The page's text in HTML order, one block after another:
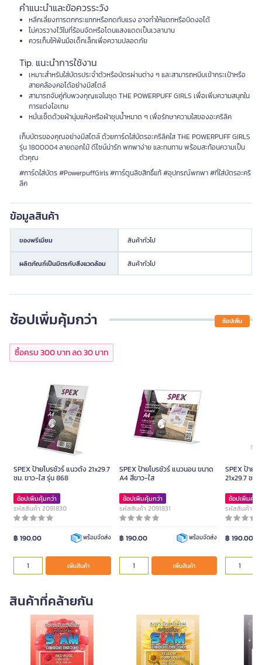
คำแนะนำและข้อควรระวัง
หลีกเลี่ยงการตกกระแทกหรือกดทับแรง อาจทำให้แตกหรือบิดงอได้
ไม่ควรวางไว้ในที่ร้อนจัดหรือโดนแสงแดดเป็นเวลานาน
ควรเก็บให้พ้นมือเด็กเล็กเพื่อความปลอดภัย
Tip. แนะนำการใช้งาน
เหมาะสำหรับใส่บัตรประจำตัวหรือบัตรผ่านต่าง ๆ และสามารถหนีบเข้ากระเป๋าหรือ
สายคล้องคอได้อย่างมีสไตล์
สามารถจับคู่กับพวงกุญแจในชุด THE POWERPUFF GIRLS เพื่อเพิ่มความสนุกใน
การแต่งไอเทม
หมั่นเช็ดด้วยผ้านุ่มแห้งหรือผ้าชุบน้ำหมาด ๆ เพื่อรักษาความใสของอะคริลิค
เก็บบัตรของคุณอย่างมีสไตล์ ด้วยการ์ดใส่บัตรอะคริลิคใส THE POWERPUFF GIRLS
รุ่น 1800004 ลายดอกไม้ ดีไซน์น่ารัก พกพาง่าย และทนทาน พร้อมสะท้อนความเป็น
ตัวคุณ
#การ์ดใส่บัตร #PowerpuffGirls #การ์ตูนลิขสิทธิ์แท้ #อุปกรณ์พกพา #ที่ใส่บัตรอะคริ
ลิค
ข้อมูลสินค้า
ของพรีเมียม สินค้าทั่วไป
ผลิตภัณฑ์เป็นมิตรกับสิ่งแวดล้อม สินค้าทั่วไป
ช้อปเพิ่มคุ้มกว่า ช้อปเพิ่ม
ซื้อครบ 300 บาท ลด 30 บาท
SPEX ป้ายโบรชัวร์ แนวตั้ง 21x29.7
ซม. ขาว-ใส รุ่น 868
ช้อปเพิ่มคุ้มกว่า
รหัสสินค้า 2091830
฿ 190.00 พร้อมจัดส่ง
เพิ่มสินค้า
SPEX ป้ายโบรชัวร์ แนวนอน ขนาด
A4 สีขาว-ใส
ช้อปเพิ่มคุ้มกว่า
รหัสสินค้า 2091831
฿ 190.00 พร้อมจัดส่ง
เพิ่มสินค้า
SPEX ป้าย
21x29.7 ซม.
ช้อปเพิ่มคุ้ม
รหัสสินค้า
฿ 190.00
สินค้าที่คล้ายกัน